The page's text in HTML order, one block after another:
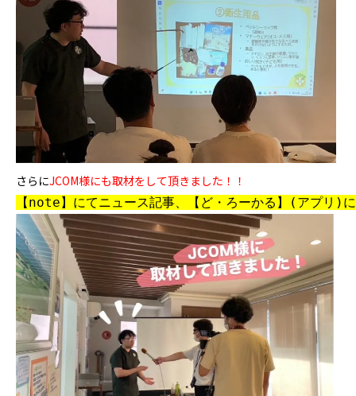
さらにJCOM様にも取材をして頂きました！！
【note】にてニュース記事、【ど・ろーかる】(アプリ)